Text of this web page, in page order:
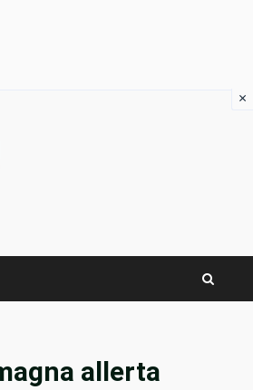
allerta
×